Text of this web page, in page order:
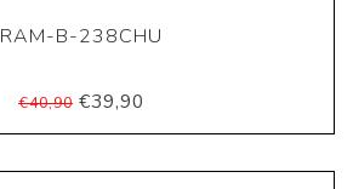
RAM-B-238CHU
€40,90 €39,90